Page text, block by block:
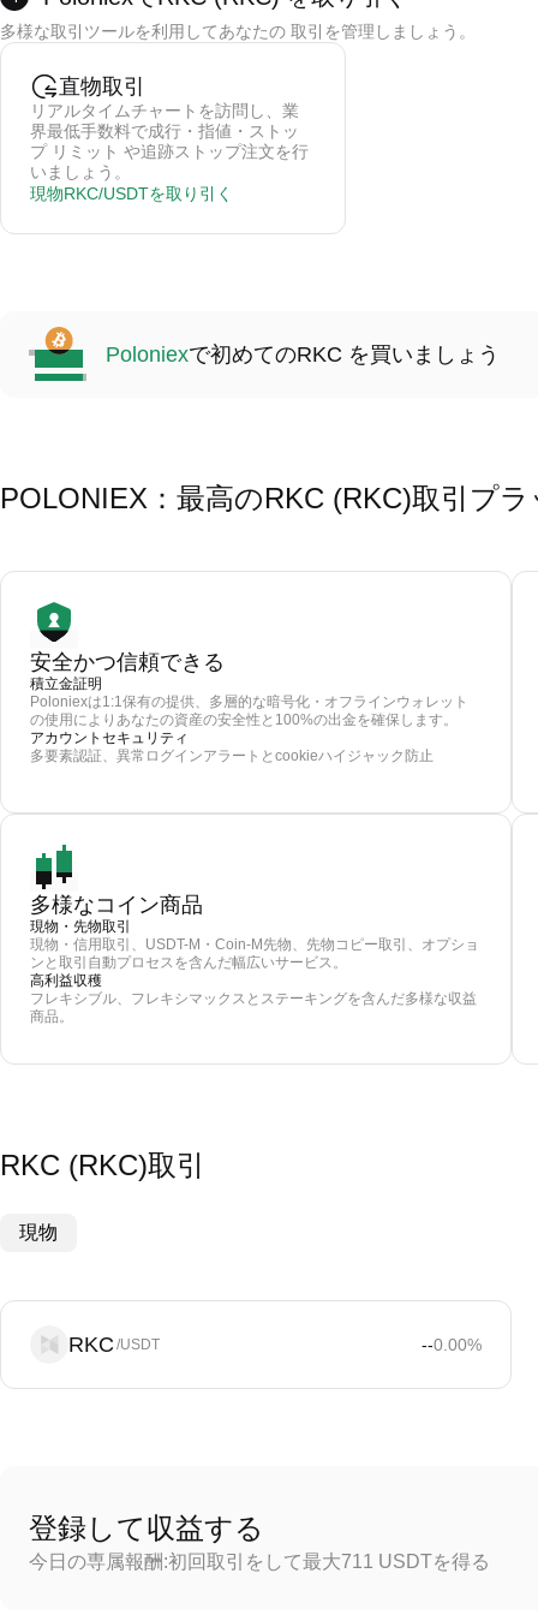
クレジットカード支払は第三者により処理されるので、Poloniexはカードのデー
取引手数料は0.5-1.5%（提供側次第）になります。
購入したすぐにそのコインがあなたの現物ウォレットに入金します。
多様な取引ツールを利用してあなたの 取引を管理しましょう。
直物取引
リアルタイムチャートを訪問し、業
界最低手数料で成行・指値・ストッ
プ リミット や追跡ストップ注文を行
いましょう。
現物RKC/USDTを取り引く
Poloniexで初めてのRKC を買いましょう
POLONIEX：最高のRKC (RKC)取引プ
安全かつ信頼できる
積立金証明
Poloniexは1:1保有の提供、多層的な暗号化・オフラインウォレット
の使用によりあなたの資産の安全性と100%の出金を確保します。
アカウントセキュリティ
多要素認証、異常ログインアラートとcookieハイジャック防止
多様なコイン商品
現物・先物取引
現物・信用取引、USDT-M・Coin-M先物、先物コピー取引、オプショ
ンと取引自動プロセスを含んだ幅広いサービス。
高利益収穫
フレキシブル、フレキシマックスとステーキングを含んだ多様な収益
商品。
RKC (RKC)取引
現物
RKC /USDT --0.00%
登録して収益する
今日の専属報酬:初回取引をして最大711 USDTを得る